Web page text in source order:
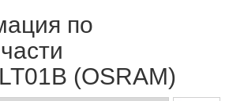
по
(OSRAM)